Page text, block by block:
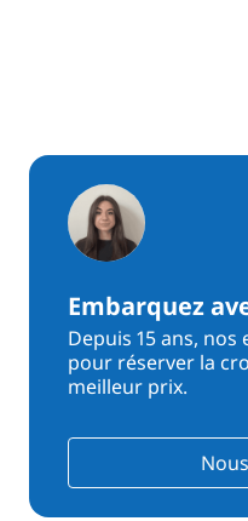
Embarquez
Depuis 15 ans,
pour réserver la
meilleur prix.